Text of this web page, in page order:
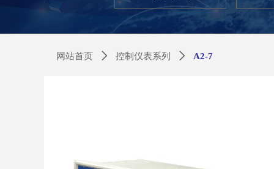
网站首页 ꄲ 控制仪表系列 ꄲ A2-7